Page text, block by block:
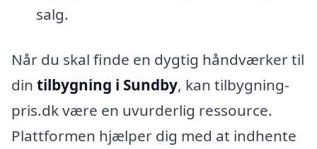
salg.
Når du skal finde en dygtig håndværker til
din tilbygning i Sundby, kan tilbygning-
pris.dk være en uvurderlig ressource.
Plattformen hjælper dig med at indhente